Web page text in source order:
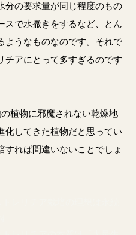
分の要求量が同じ程度のもの
スで水撒きをするなど、とん
ようなものなのです。それで
チアにとって多すぎるのです
植物に邪魔されない乾燥地
化してきた植物だと思ってい
すれば間違いないことでしょ